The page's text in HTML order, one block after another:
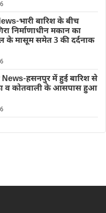
भारी बारिश के बीच
निर्माणाधीन मकान का
के मासूम समेत 3 की दर्दनाक
हसनपुर में हुई बारिश से
व कोतवाली के आसपास हुआ